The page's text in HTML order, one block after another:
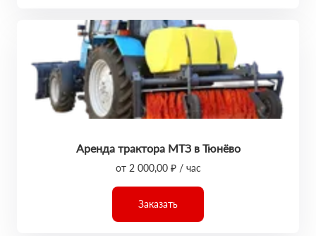
Аренда трактора МТЗ в Тюнёво
от 2 000,00 ₽ / час
Заказать